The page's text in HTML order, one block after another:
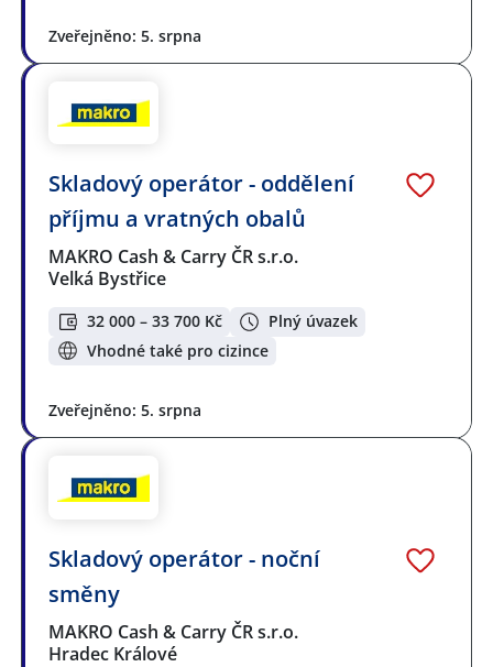
Zveřejněno: 5. srpna
Skladový operátor - oddělení
příjmu a vratných obalů
MAKRO Cash & Carry ČR s.r.o.
Velká Bystřice
32 000 – 33 700 Kč
Plný úvazek
Vhodné také pro cizince
Zveřejněno: 5. srpna
Skladový operátor - noční
směny
MAKRO Cash & Carry ČR s.r.o.
Hradec Králové